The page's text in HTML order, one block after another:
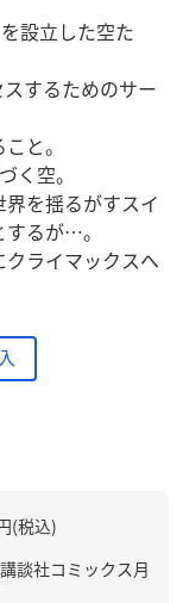
設立した空た
するためのサー
と。
く空。
を揺るがすスイ
るが…。
ライマックスへ
(税込)
談社コミックス月